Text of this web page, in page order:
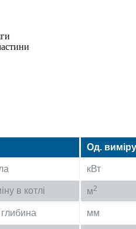
Од. виміру
кВт
в котлі м2
глибина мм